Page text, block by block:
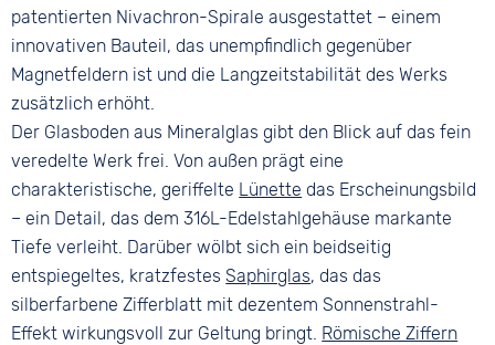
patentierten Nivachron-Spirale ausgestattet – einem
innovativen Bauteil, das unempfindlich gegenüber
Magnetfeldern ist und die Langzeitstabilität des Werks
zusätzlich erhöht.
Der Glasboden aus Mineralglas gibt den Blick auf das fein
veredelte Werk frei. Von außen prägt eine
charakteristische, geriffelte Lünette das Erscheinungsbild
– ein Detail, das dem 316L-Edelstahlgehäuse markante
Tiefe verleiht. Darüber wölbt sich ein beidseitig
entspiegeltes, kratzfestesSaphirglas, das das
silberfarbene Zifferblatt mit dezentem Sonnenstrahl-
Effekt wirkungsvoll zur Geltung bringt. Römische Ziffern